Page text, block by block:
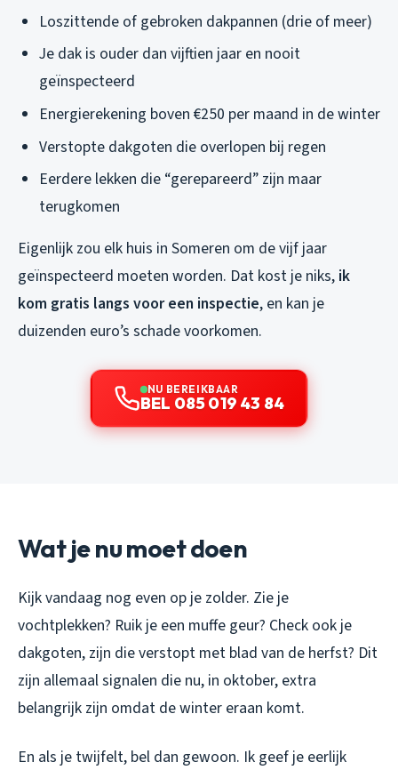
Loszittende of gebroken dakpannen (drie of meer)
Je dak is ouder dan vijftien jaar en nooit
geïnspecteerd
Energierekening boven €250 per maand in de winter
Verstopte dakgoten die overlopen bij regen
Eerdere lekken die “gerepareerd” zijn maar
terugkomen
Eigenlijk zou elk huis in Someren om de vijf jaar
geïnspecteerd moeten worden. Dat kost je niks, ik
kom gratis langs voor een inspectie, en kan je
duizenden euro’s schade voorkomen.
NU BEREIKBAAR
BEL 085 019 43 84
Wat je nu moet doen
Kijk vandaag nog even op je zolder. Zie je
vochtplekken? Ruik je een muffe geur? Check ook je
dakgoten, zijn die verstopt met blad van de herfst? Dit
zijn allemaal signalen die nu, in oktober, extra
belangrijk zijn omdat de winter eraan komt.
En als je twijfelt, bel dan gewoon. Ik geef je eerlijk